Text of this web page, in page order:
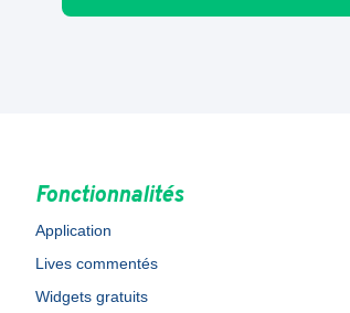
Fonctionnalités
Application
Lives commentés
Widgets gratuits